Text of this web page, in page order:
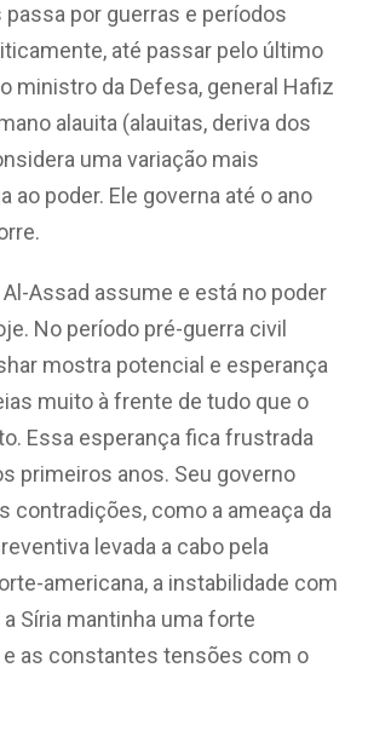
por guerras e períodos
até passar pelo último
ministro da Defesa, general Hafiz
alauita (alauitas, deriva dos
uma variação mais
ao poder. Ele governa até o ano
Assad assume e está no poder
No período pré-guerra civil
mostra potencial e esperança
muito à frente de tudo que o
Essa esperança fica frustrada
primeiros anos. Seu governo
contradições, como a ameaça da
levada a cabo pela
americana, a instabilidade com
a Síria mantinha uma forte
as constantes tensões com o